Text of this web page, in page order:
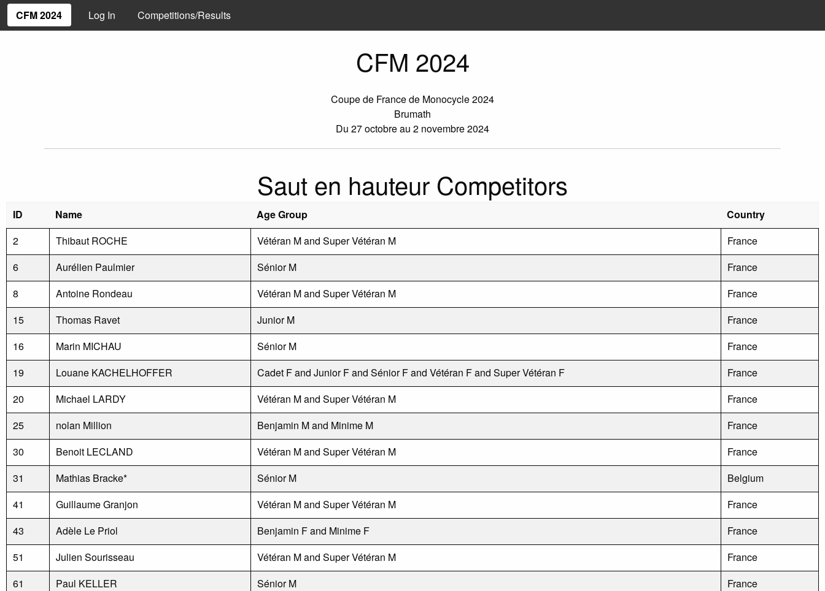
CFM 2024 Log In Competitions/Results
CFM 2024
Coupe de France de Monocycle 2024
Brumath
Du 27 octobre au 2 novembre 2024
Saut en hauteur Competitors
ID Name Age Group
Country
2
Thibaut ROCHE Vétéran M and Super Vétéran M
France
6
Aurélien Paulmier Sénior M
France
8
Antoine Rondeau Vétéran M and Super Vétéran M
France
15
Thomas Ravet Junior M
France
16
Marin MICHAU Sénior M
France
19
Louane KACHELHOFFER Cadet F and Junior F and Sénior F and Vétéran F and Super Vétéran F
France
20
Michael LARDY Vétéran M and Super Vétéran M
France
25
nolan Million Benjamin M and Minime M
France
30
Benoit LECLAND Vétéran M and Super Vétéran M
France
31
Mathias Bracke* Sénior M
Belgium
41
Guillaume Granjon Vétéran M and Super Vétéran M
France
43
Adèle Le Priol Benjamin F and Minime F
France
51
Julien Sourisseau Vétéran M and Super Vétéran M
France
61
Paul KELLER Sénior M
France